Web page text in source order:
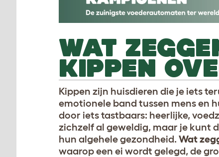
WAT
KIPPEN
Kippen zijn huisdieren die je iets
emotionele band tussen mens en
door iets tastbaars: heerlijke,
zichzelf al geweldig, maar je kunt
hun algehele gezondheid. Wat
waarop een ei wordt gelegd, de